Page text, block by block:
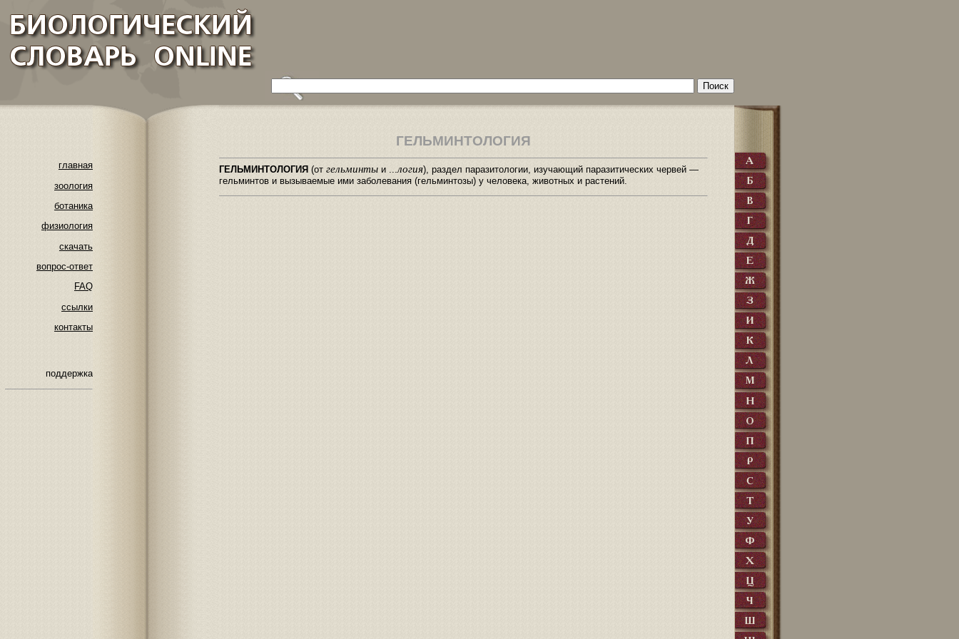
главная
зоология
ботаника
физиология
скачать
вопрос-ответ
FAQ
ссылки
контакты
поддержка
ГЕЛЬМИНТОЛОГИЯ
ГЕЛЬМИНТОЛОГИЯ (от гельминты и ... логия), раздел паразитологии, изучающий паразитических червей —
гельминтов и вызываемые ими заболевания (гельминтозы) у человека, животных и растений.